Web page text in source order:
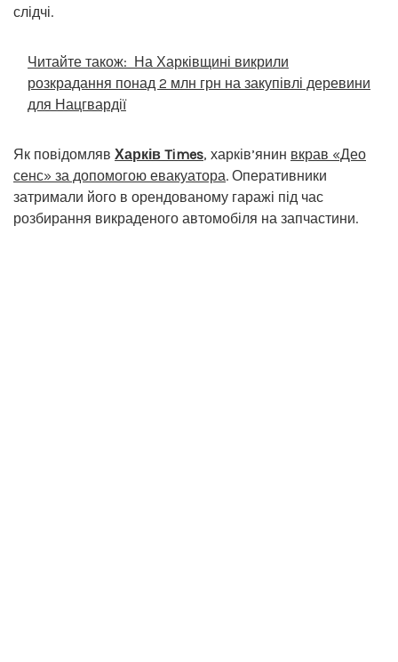
слідчі.
Читайте також: На Харківщині викрили
розкрадання понад 2 млн грн на закупівлі деревини
для Нацгвардії
Як повідомляв Харків Times, харків’янин вкрав «Део
сенс» за допомогою евакуатора. Оперативники
затримали його в орендованому гаражі під час
розбирання викраденого автомобіля на запчастини.